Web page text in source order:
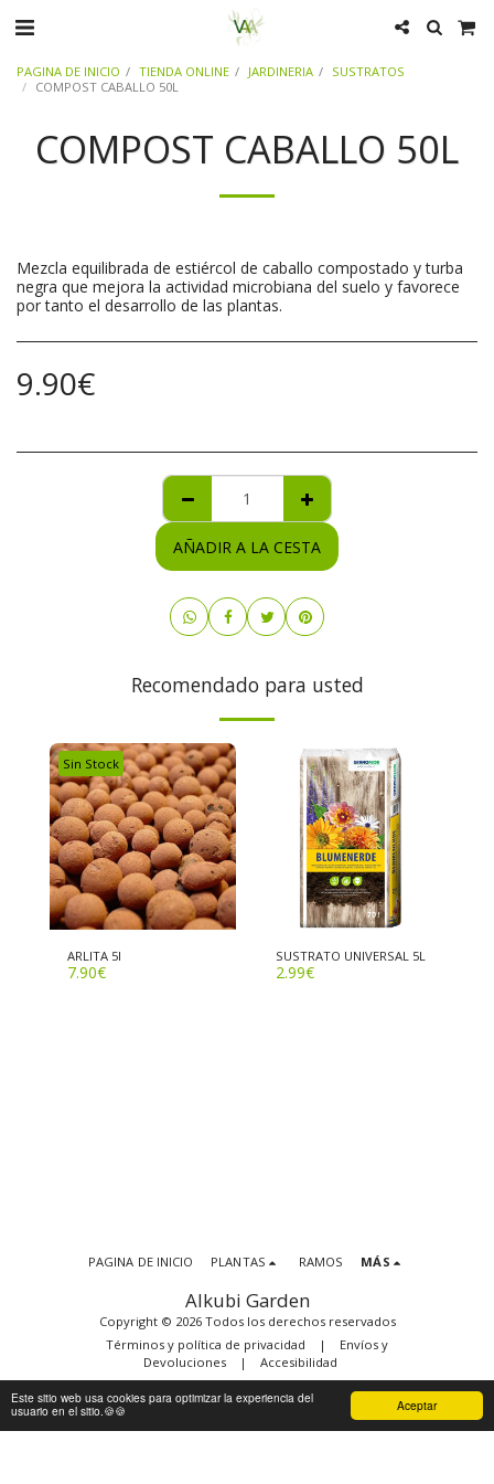
Aceptar
Este sitio web usa cookies para optimizar la experiencia del
usuario en el sitio.🍪🍪
PAGINA DE INICIO TIENDA ONLINE JARDINERIA
SUSTRATOS
COMPOST CABALLO 50L
COMPOST CABALLO 50L
Mezcla equilibrada de estiércol de caballo compostado y turba
negra que mejora la actividad microbiana del suelo y favorece
por tanto el desarrollo de las plantas.
9.90€
AÑADIR A LA CESTA
Recomendado para usted
Sin Stock
ARLITA 5l
7.90€
SUSTRATO UNIVERSAL 5L
2.99€
Alkubi Garden
Copyright © 2026 Todos los derechos reservados
Términos y política de privacidad | Envíos y
Devoluciones | Accesibilidad
PAGINA DE INICIO PLANTAS RAMOS MÁS
SUSCRIBIRSE